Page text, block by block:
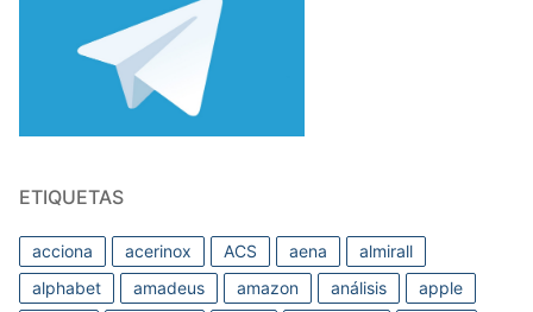
ETIQUETAS
acciona acerinox ACS aena
almirall
alphabet
amadeus amazon análisis
apple